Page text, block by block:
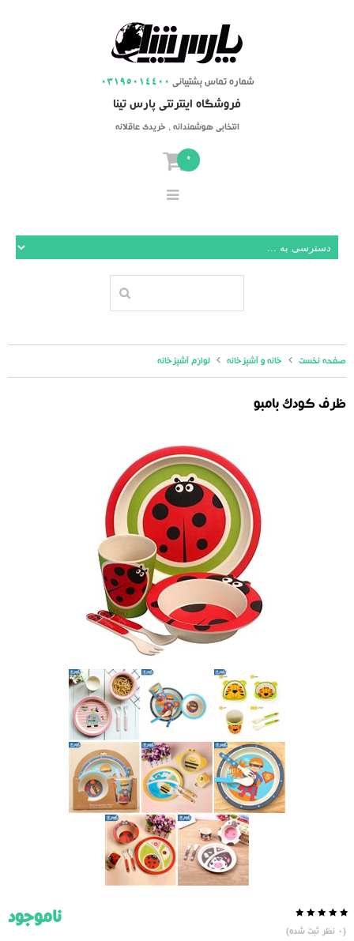
03195014400 شماره تماس پشتیبانی
فروشگاه اینترنتی پارس تینا
انتخابی هوشمندانه ، خریدی عاقلانه
0
صفحه نخست خانه و آشپزخانه لوازم آشپزخانه
ظرف کودک بامبو
از
50
(
0 نظر ثبت شده)
ناموجود